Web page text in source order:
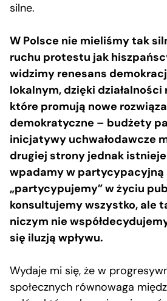
silne.
W Polsce nie mieliśmy tak
ruchu protestu jak
widzimy renesans
lokalnym, dzięki
które promują nowe
demokratyczne – budżety
inicjatywy uchwałodawcze
drugiej strony jednak
wpadamy w partycypacyjną
„partycypujemy” w życiu
konsultujemy wszystko, ale
niczym nie
się iluzją wpływu.
Wydaje mi się, że w
społecznych równowaga